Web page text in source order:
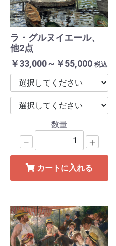
ラ・グルヌイエール、
他2点
￥33,000～￥55,000 税込
数量
－ ＋
カートに入れる